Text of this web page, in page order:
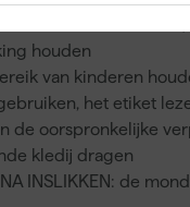
van medisch
houden
van kinderen
het etiket
de oorspronkelijke
kledij dragen
INSLIKKEN: de